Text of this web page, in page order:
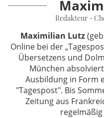
Redakteur -
Maximilian Lutz
Online bei der
Übersetzens und
München
Ausbildung in Form
"Tagespost". Bis
Zeitung aus